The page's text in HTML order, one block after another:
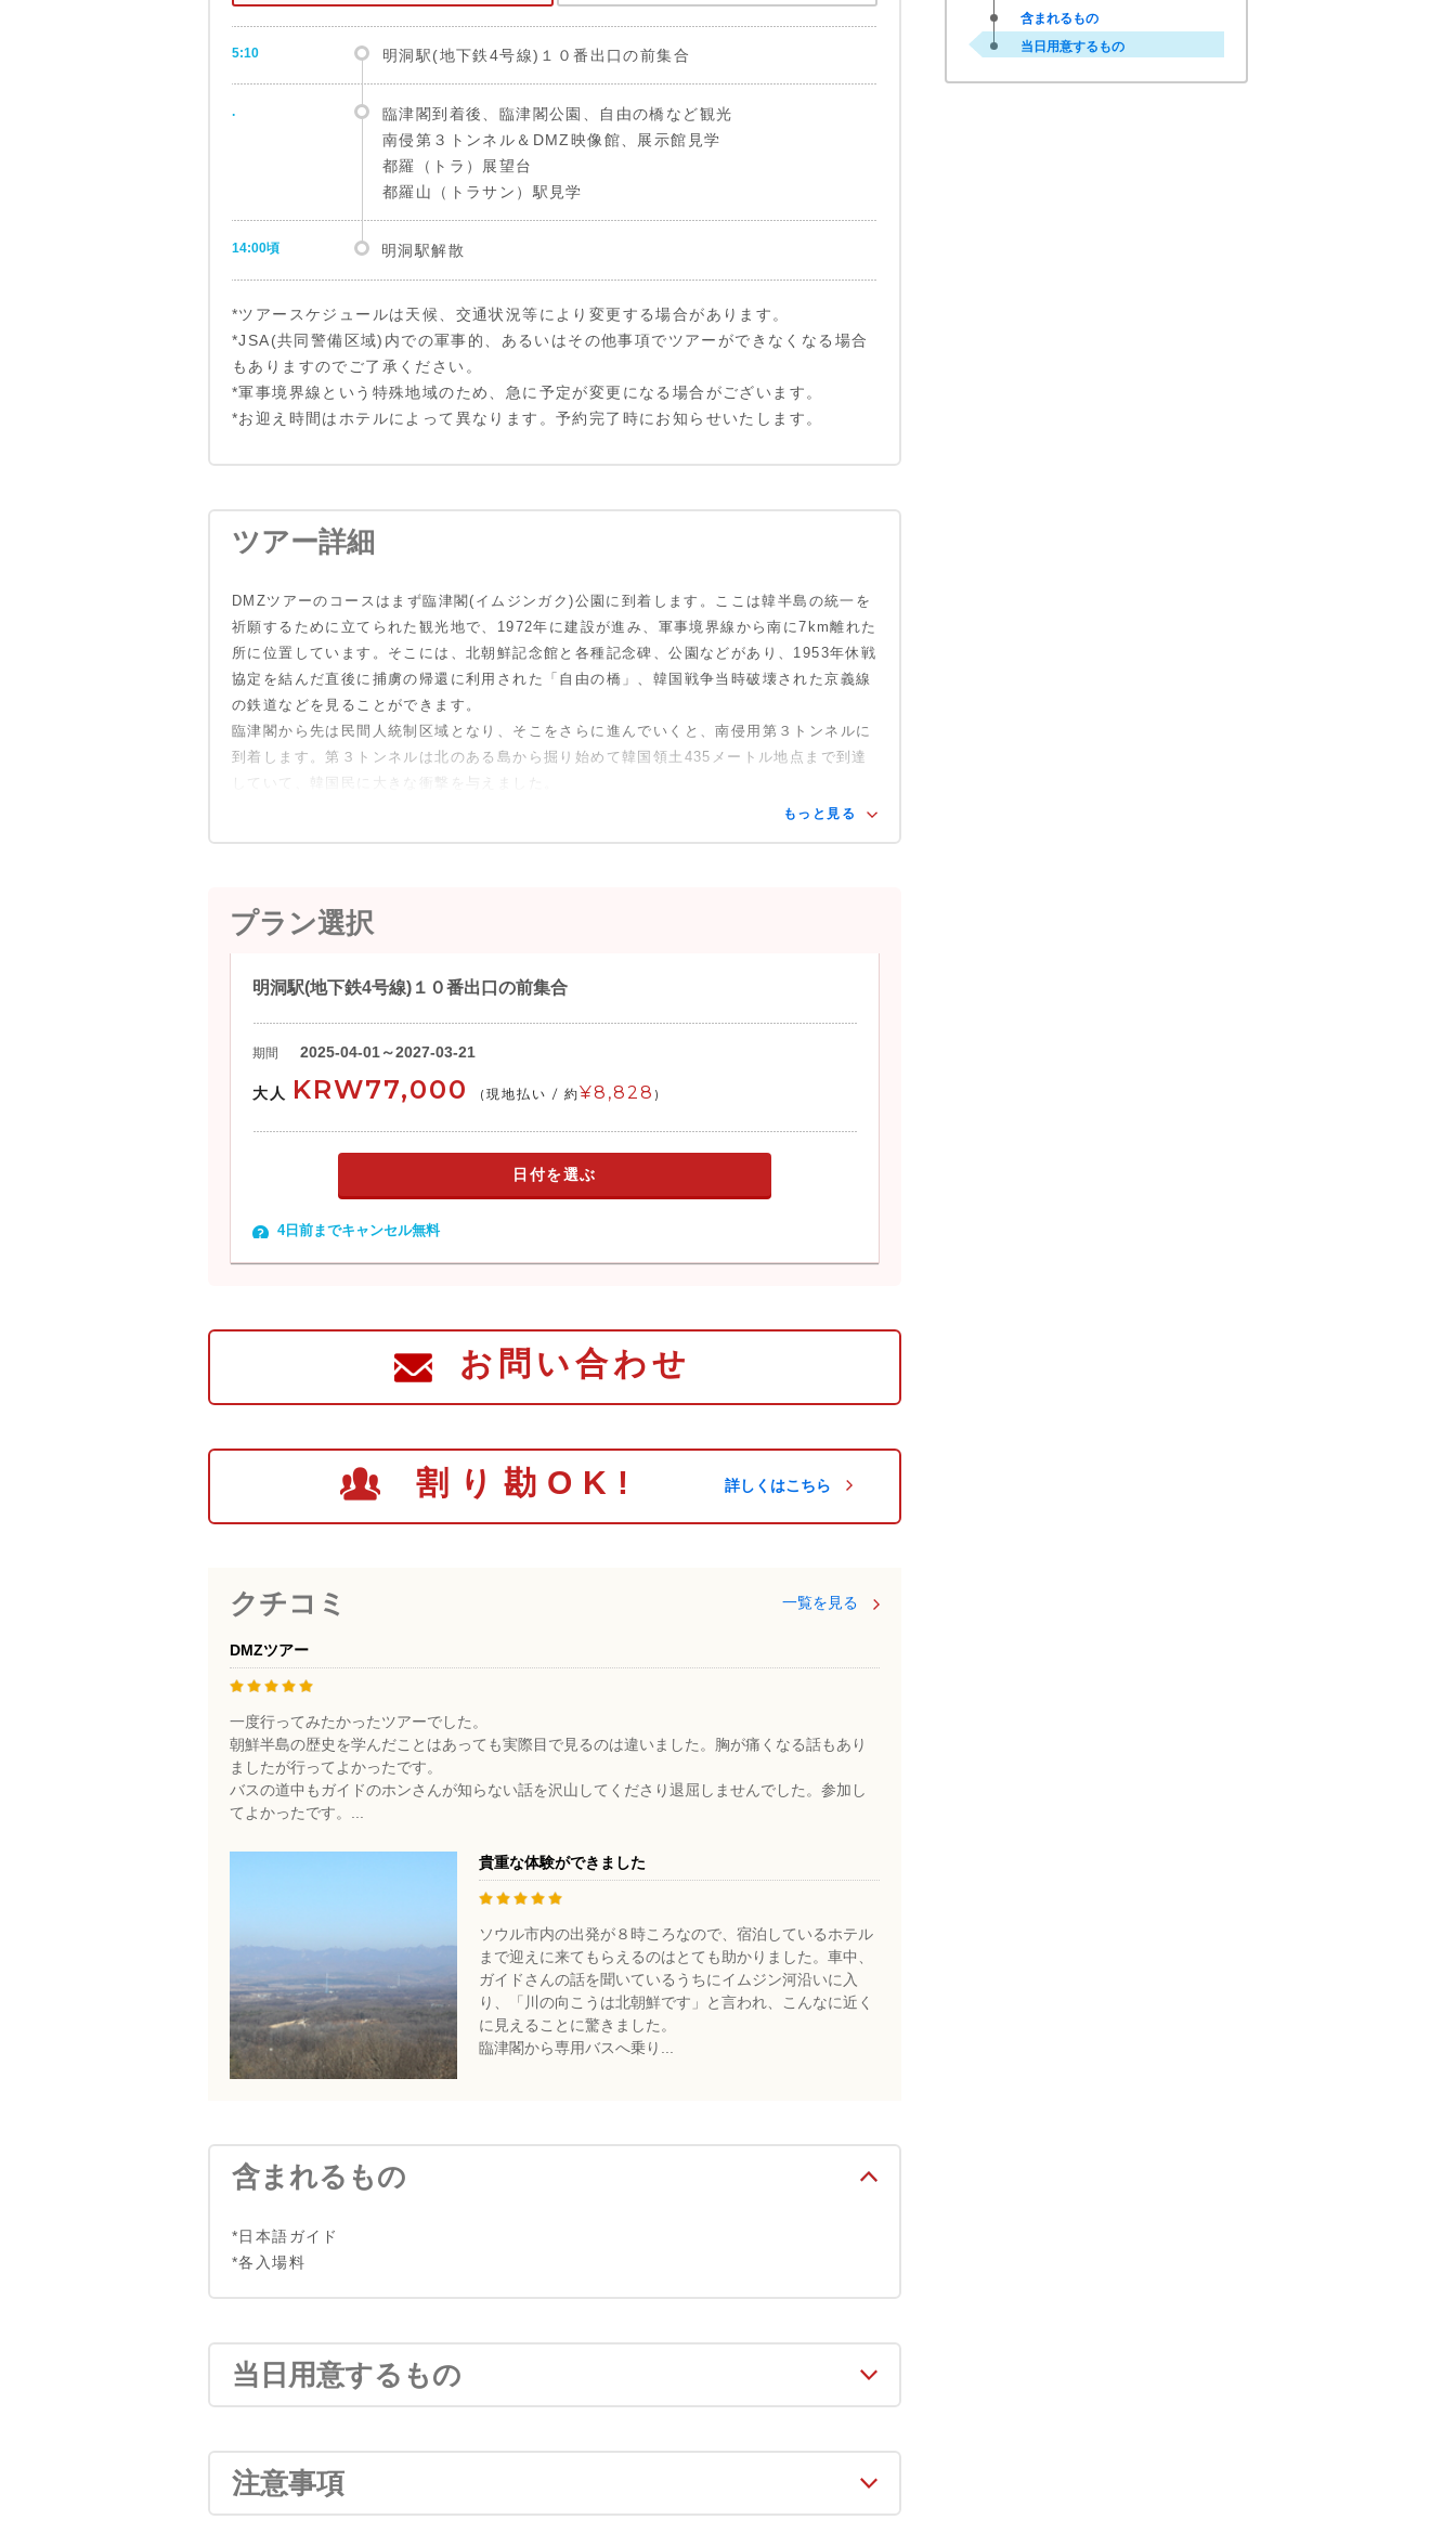
5:10 明洞駅(地下鉄4号線)１０番出口の前集合
.
臨津閣到着後、臨津閣公園、自由の橋など観光
南侵第３トンネル＆DMZ映像館、展示館見学
都羅（トラ）展望台
都羅山（トラサン）駅見学
14:00頃 明洞駅解散
*ツアースケジュールは天候、交通状況等により変更する場合があります。
*JSA(共同警備区域)内での軍事的、あるいはその他事項でツアーができなくなる場合
もありますのでご了承ください。
*軍事境界線という特殊地域のため、急に予定が変更になる場合がございます。
*お迎え時間はホテルによって異なります。予約完了時にお知らせいたします。
政治、社会などの生活全般が分かる各種資料や映像資料約400点
が展示されています。
*自由の橋
自由の橋は、1998年に統一大橋が開通する前までは臨津江を渡る
唯一の橋だった。1953年に休戦協定が結ばれた後に、戦争捕虜
13,000余人がこの橋を通って帰還する際に「自由万歳」と叫んだ
*第３トンネル
側の虚偽が明らかになったという経緯があります。
*都羅展望台（トラチョンマンデ）
る展望台で1986年国防部が約3億円を投資し設けたものです。北
朝鮮の第２の都市、開城(ケソン)市が一望できる唯一の展望台。
展望台の外には望遠鏡が設置され、北朝鮮側にある「クムアンゴ
ル」という農村での北朝鮮の住民の生活や小学生の軍事訓練など
が見えます。
ソン)からは14.2キロ、平壌（ピョンヤン）からは256キロ離れて
います。都羅山駅は韓国戦争のときに破壊されたものを離散家族
の寄付金などで2002年に再建しました。
ツアー詳細
DMZツアーのコースはまず臨津閣(イムジンガク)公園に到着します。ここは韓半島の統一を
祈願するために立てられた観光地で、1972年に建設が進み、軍事境界線から南に7km離れた
所に位置しています。そこには、北朝鮮記念館と各種記念碑、公園などがあり、1953年休戦
協定を結んだ直後に捕虜の帰還に利用された「自由の橋」、韓国戦争当時破壊された京義線
の鉄道などを見ることができます。
臨津閣から先は民間人統制区域となり、そこをさらに進んでいくと、南侵用第３トンネルに
到着します。第３トンネルは北のある島から掘り始めて韓国領土435メートル地点まで到達
していて、韓国民に大きな衝撃を与えました。
もっと見る
プラン選択
明洞駅(地下鉄4号線)１０番出口の前集合
期間 2025-04-01～2027-03-21
大人 KRW77,000 (現地払い / 約¥8,828 )
日付を選ぶ
4日前までキャンセル無料
お問い合わせ
割り勘OK! 詳しくはこちら
クチコミ 一覧を見る
DMZツアー
一度行ってみたかったツアーでした。
朝鮮半島の歴史を学んだことはあっても実際目で見るのは違いました。胸が痛くなる話もあり
ましたが行ってよかったです。
バスの道中もガイドのホンさんが知らない話を沢山してくださり退屈しませんでした。参加し
てよかったです。...
貴重な体験ができました
ソウル市内の出発が８時ころなので、宿泊しているホテル
まで迎えに来てもらえるのはとても助かりました。車中、
ガイドさんの話を聞いているうちにイムジン河沿いに入
り、「川の向こうは北朝鮮です」と言われ、こんなに近く
に見えることに驚きました。
臨津閣から専用バスへ乗り...
含まれるもの
*日本語ガイド
*各入場料
当日用意するもの
注意事項
含まれるもの
当日用意するもの